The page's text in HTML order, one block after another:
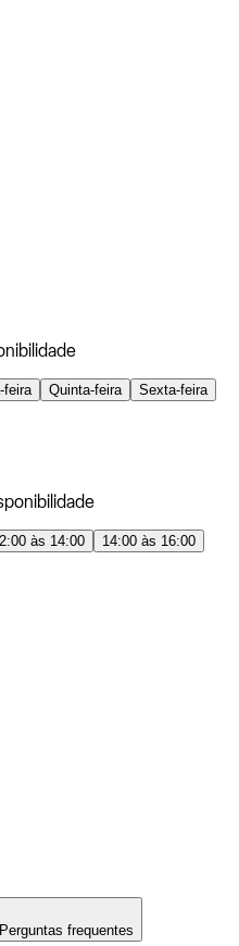
feira Quinta-feira
Sexta-feira
às 14:00
14:00 às 16:00
Perguntas frequentes